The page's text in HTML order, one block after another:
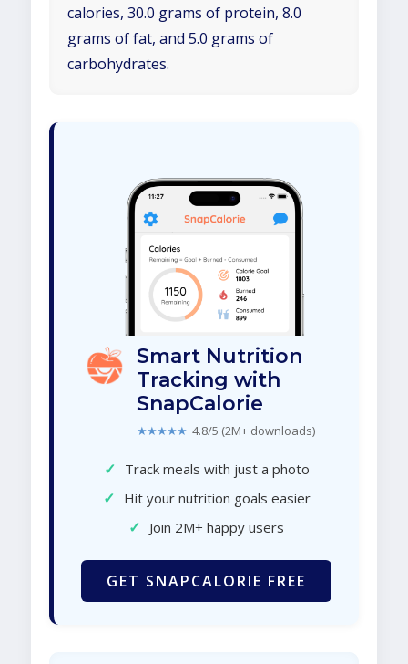
calories, 30.0 grams of protein, 8.0
grams of fat, and 5.0 grams of
carbohydrates.
Smart Nutrition
Tracking with
SnapCalorie
★★★★★ 4.8/5 (2M+ downloads)
✓ Track meals with just a photo
✓ Hit your nutrition goals easier
✓ Join 2M+ happy users
GET SNAPCALORIE FREE